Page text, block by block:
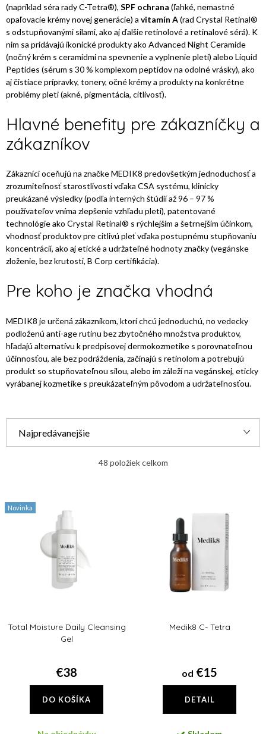
(napríklad séra rady C-Tetra®), SPF ochrana (ľahké, nemastné
opaľovacie krémy novej generácie) a vitamín A(rad Crystal Retinal®
s odstupňovanými silami, ako aj ďalšie retinolové a retinalové sérá). K
nim sa pridávajú ikonické produkty ako Advanced Night Ceramide
(nočný krém s ceramidmi na spevnenie a vyplnenie pleti) alebo Liquid
Peptides (sérum s 30 % komplexom peptidov na odolné vrásky), ako
aj čistiace prípravky, tonery, očné krémy a produkty na konkrétne
problémy pleti (akné, pigmentácia, citlivosť).
Hlavné benefity pre zákazníčky a
zákazníkov
Zákazníci oceňujú na značke MEDIK8 predovšetkým jednoduchosť a
zrozumiteľnosť starostlivosti vďaka CSA systému, klinicky
preukázané výsledky (podľa interných štúdií až 96 – 97 %
používateľov vníma zlepšenie vzhľadu pleti), patentované
technológie ako Crystal Retinal® s rýchlejším a šetrnejším účinkom,
vhodnosť produktov pre citlivú pleť vďaka postupnému stupňovaniu
koncentrácií, ako aj etické a udržateľné hodnoty značky (vegánske
zloženie, bez krutosti, B Corp certifikácia).
Pre koho je značka vhodná
MEDIK8 je určená zákazníkom, ktorí chcú jednoduchú, no vedecky
podloženú anti-age rutinu bez zbytočného množstva produktov,
hľadajú alternatívu k predpisovej dermokozmetike s porovnateľnou
účinnosťou, ale bez podráždenia, začínajú s retinolom a potrebujú
produkt so stupňovateľnou silou, alebo im záleží na vegánskej, eticky
vyrábanej kozmetike s preukázateľným pôvodom a udržateľnosťou.
a
n
d
Najpredávanejšie
Abecedne
48 položiek celkom
V
ý
o
Novinka
Total Moisture Daily Cleansing
Gel
€38
DO KOŠÍKA
Medik8 C- Tetra
od €15
DETAIL